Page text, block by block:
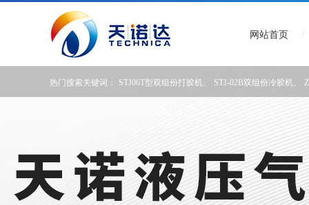
网站首页 /
热门搜索关键词： STJ06T型双组份打胶机、 STJ-02B双组份冷胶机、